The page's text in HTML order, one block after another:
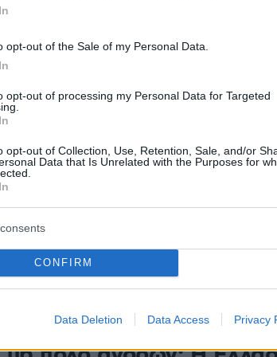
opt-out of the Sale of my Personal Data.
opt-out of processing my Personal Data for Targeted
opt-out of Collection, Use, Retention, Sale, and/or
Data that Is Unrelated with the Purposes for
CONFIRM
Data Deletion Data Access Privacy
από την Κ21
Ατζούρα αναζητά προπονητή και ταυτότητα
φιλικό κόντρα στην Εθνική με... νεανικό
ο Γκουαρδιόλα για να
την Εθνική Ιταλίας,
στη Σίτι ο
τεχνικός έχει τεράστιο κασέ στη
προσπαθούν να τα βρουν με άλλους
μεσολάβηση χορηγών